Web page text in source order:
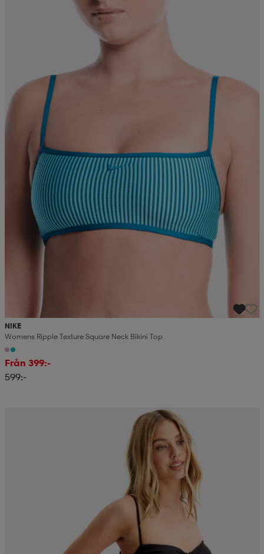
NIKE
Womens Ripple Texture Square Neck Bikini Top
Från 399:-
599:-